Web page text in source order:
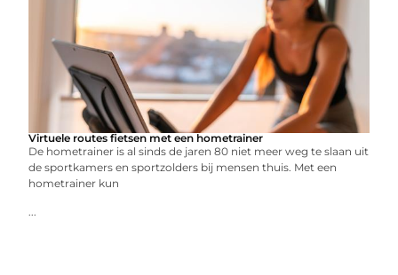
Virtuele routes fietsen met een hometrainer
De hometrainer is al sinds de jaren 80 niet meer weg te slaan uit
de sportkamers en sportzolders bij mensen thuis. Met een
hometrainer kun
...